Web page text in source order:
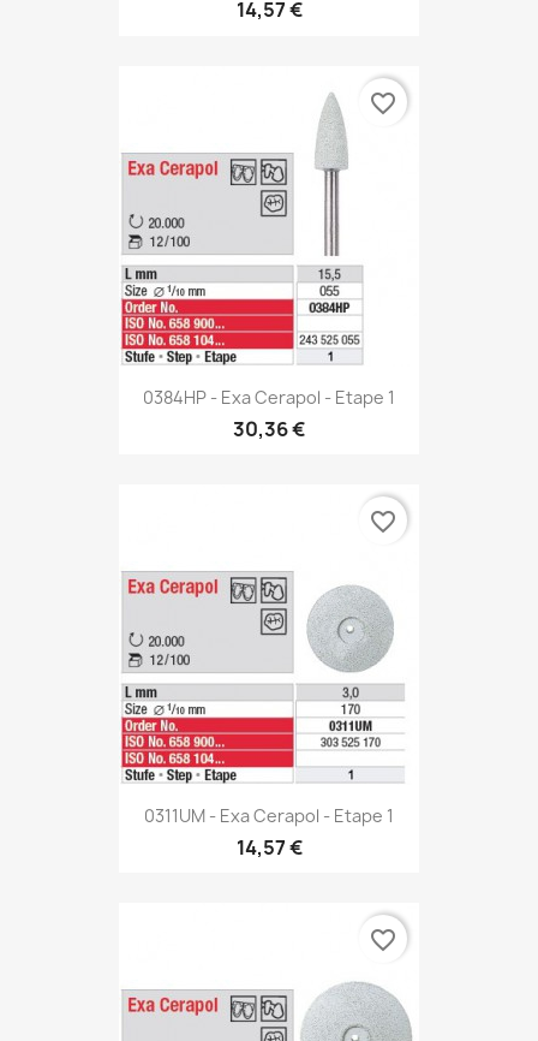
14,57 €
0384HP - Exa Cerapol - Etape 1
30,36 €
favorite_border
0311UM - Exa Cerapol - Etape 1
14,57 €
favorite_border
favorite_border